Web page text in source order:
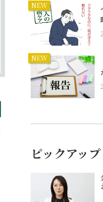
NEW
NEW
ピックアップ